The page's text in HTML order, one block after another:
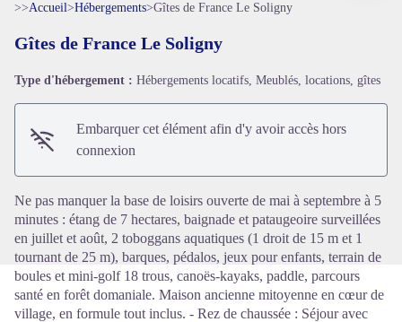
Voir l'image en plein écran
>>Accueil>Hébergements>Gîtes de France Le Soligny
Gîtes de France Le Soligny
Type d'hébergement : Hébergements locatifs, Meublés, locations, gîtes
Embarquer cet élément afin d'y avoir accès hors
connexion
Ne pas manquer la base de loisirs ouverte de mai à septembre à 5
minutes : étang de 7 hectares, baignade et pataugeoire surveillées
en juillet et août, 2 toboggans aquatiques (1 droit de 15 m et 1
tournant de 25 m), barques, pédalos, jeux pour enfants, terrain de
boules et mini-golf 18 trous, canoës-kayaks, paddle, parcours
santé en forêt domaniale. Maison ancienne mitoyenne en cœur de
village, en formule tout inclus. - Rez de chaussée : Séjour avec